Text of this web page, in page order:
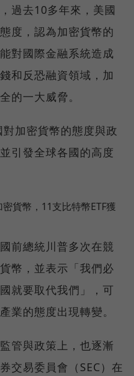
過去10多年來，美國
度，認為加密貨幣的
對國際金融系統造成
和反恐融資領域，加
的一大威脅。
加密貨幣的態度與政
引發全球各國的高度
貨幣，11支比特幣ETF獲
前總統川普多次在競
幣，並表示「我們必
就要取代我們」，可
業的態度出現轉變。
管與政策上，也逐漸
交易委員會（SEC）在